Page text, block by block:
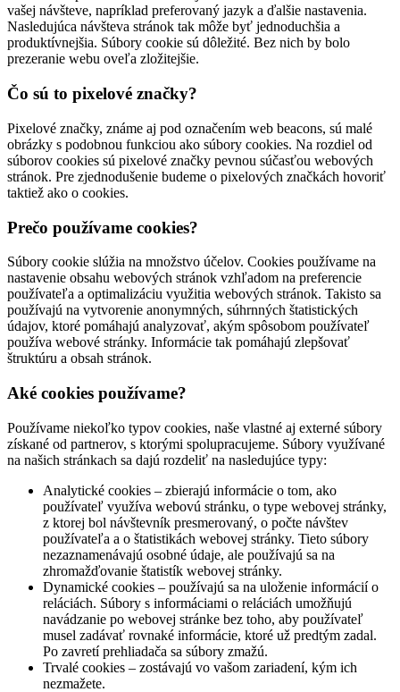
vašej návšteve, napríklad preferovaný jazyk a ďalšie nastavenia.
Nasledujúca návšteva stránok tak môže byť jednoduchšia a
produktívnejšia. Súbory cookie sú dôležité. Bez nich by bolo
prezeranie webu oveľa zložitejšie.
Čo sú to pixelové značky?
Pixelové značky, známe aj pod označením web beacons, sú malé
obrázky s podobnou funkciou ako súbory cookies. Na rozdiel od
súborov cookies sú pixelové značky pevnou súčasťou webových
stránok. Pre zjednodušenie budeme o pixelových značkách hovoriť
taktiež ako o cookies.
Prečo používame cookies?
Súbory cookie slúžia na množstvo účelov. Cookies používame na
nastavenie obsahu webových stránok vzhľadom na preferencie
používateľa a optimalizáciu využitia webových stránok. Takisto sa
používajú na vytvorenie anonymných, súhrnných štatistických
údajov, ktoré pomáhajú analyzovať, akým spôsobom používateľ
používa webové stránky. Informácie tak pomáhajú zlepšovať
štruktúru a obsah stránok.
Aké cookies používame?
Používame niekoľko typov cookies, naše vlastné aj externé súbory
získané od partnerov, s ktorými spolupracujeme. Súbory využívané
na našich stránkach sa dajú rozdeliť na nasledujúce typy:
Analytické cookies – zbierajú informácie o tom, ako
používateľ využíva webovú stránku, o type webovej stránky,
z ktorej bol návštevník presmerovaný, o počte návštev
používateľa a o štatistikách webovej stránky. Tieto súbory
nezaznamenávajú osobné údaje, ale používajú sa na
zhromažďovanie štatistík webovej stránky.
Dynamické cookies – používajú sa na uloženie informácií o
reláciách. Súbory s informáciami o reláciách umožňujú
navádzanie po webovej stránke bez toho, aby používateľ
musel zadávať rovnaké informácie, ktoré už predtým zadal.
Po zavretí prehliadača sa súbory zmažú.
Trvalé cookies – zostávajú vo vašom zariadení, kým ich
nezmažete.